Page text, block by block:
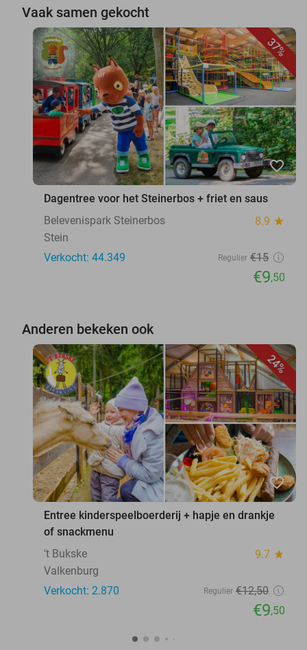
Vaak samen gekocht
37%
favorite_border
Dagentree voor het Steinerbos + friet en saus
Belevenispark Steinerbos
8.9 star
Stein
Verkocht: 44.349
Regulier €15
€9,50
Anderen bekeken ook
24%
favorite_border
Entree kinderspeelboerderij + hapje en drankje
of snackmenu
't Bukske
9.7 star
Valkenburg
Verkocht: 2.870
Regulier €12,50
€9,50